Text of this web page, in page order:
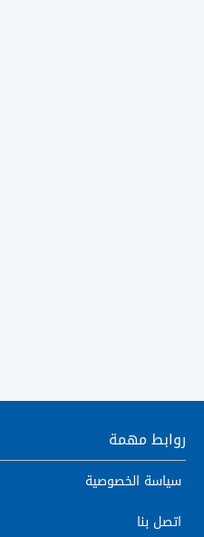
روابط مهمة
سياسة الخصوصية
اتصل بنا